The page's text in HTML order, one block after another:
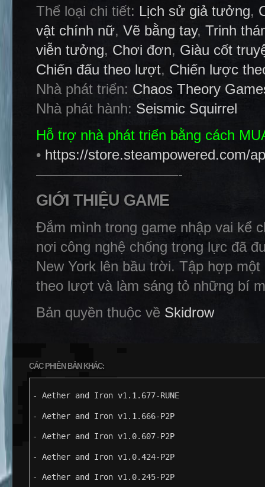
Thể loại chi tiết: Lịch sử giả tưởng,
vật chính nữ, Vẽ bằng tay, Trinh
viễn tưởng, Chơi đơn, Giàu cốt
Chiến đấu theo lượt, Chiến lược
Nhà phát triển: Chaos Theory
Nhà phát hành: Seismic Squirrel
Hỗ trợ nhà phát triển bằng cách
• https://store.steampowered.com/
——————————-
GIỚI THIỆU GAME
Đắm mình trong game nhập vai kể
nơi công nghệ chống trọng lực đã
New York lên bầu trời. Tập hợp
theo lượt và làm sáng tỏ những bí
Bản quyền thuộc về Skidrow
CÁC PHIÊN BẢN KHÁC:
- Aether and Iron v1.1.677-RUNE
- Aether and Iron v1.1.666-P2P
- Aether and Iron v1.0.607-P2P
- Aether and Iron v1.0.424-P2P
- Aether and Iron v1.0.245-P2P